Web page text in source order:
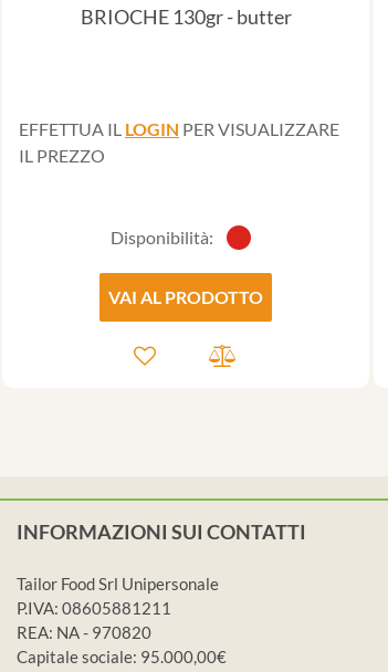
BRIOCHE 130gr - butter
EFFETTUA IL LOGIN PER VISUALIZZARE
IL PREZZO
Disponibilità:
VAI AL PRODOTTO
INFORMAZIONI SUI CONTATTI
Tailor Food Srl Unipersonale
P.IVA: 08605881211
REA: NA - 970820
Capitale sociale: 95.000,00€